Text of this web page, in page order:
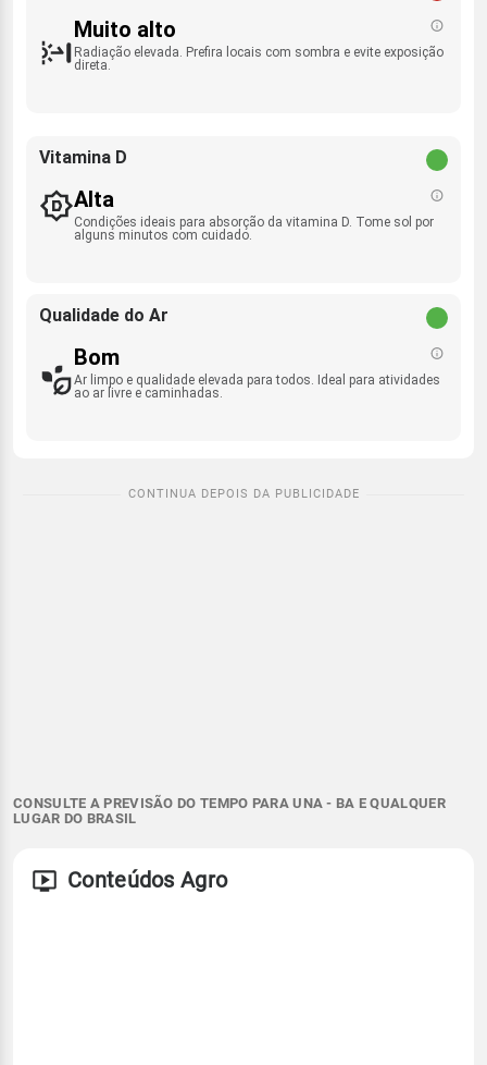
Muito alto
Radiação elevada. Prefira locais com sombra e evite exposição
direta.
Vitamina D
Alta
Condições ideais para absorção da vitamina D. Tome sol por
alguns minutos com cuidado.
Qualidade do Ar
Bom
Ar limpo e qualidade elevada para todos. Ideal para atividades
ao ar livre e caminhadas.
CONSULTE A PREVISÃO DO TEMPO PARA UNA - BA E QUALQUER
LUGAR DO BRASIL
Conteúdos Agro